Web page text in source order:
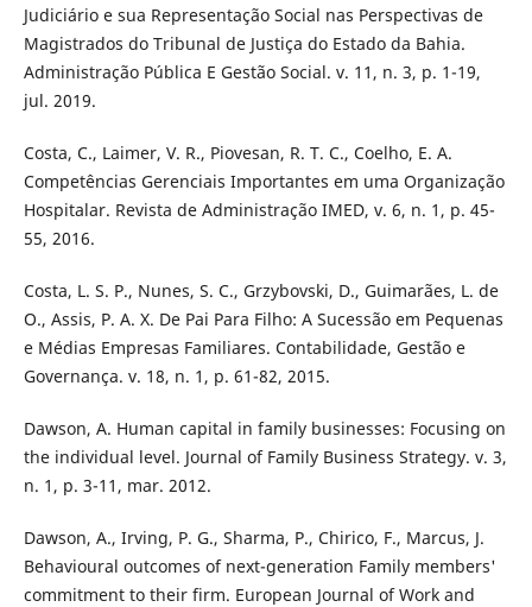
Judiciário e sua Representação Social nas Perspectivas de
Magistrados do Tribunal de Justiça do Estado da Bahia.
Administração Pública E Gestão Social. v. 11, n. 3, p. 1-19,
jul. 2019.
Costa, C., Laimer, V. R., Piovesan, R. T. C., Coelho, E. A.
Competências Gerenciais Importantes em uma Organização
Hospitalar. Revista de Administração IMED, v. 6, n. 1, p. 45-
55, 2016.
Costa, L. S. P., Nunes, S. C., Grzybovski, D., Guimarães, L. de
O., Assis, P. A. X. De Pai Para Filho: A Sucessão em Pequenas
e Médias Empresas Familiares. Contabilidade, Gestão e
Governança. v. 18, n. 1, p. 61-82, 2015.
Dawson, A. Human capital in family businesses: Focusing on
the individual level. Journal of Family Business Strategy. v. 3,
n. 1, p. 3-11, mar. 2012.
Dawson, A., Irving, P. G., Sharma, P., Chirico, F., Marcus, J.
Behavioural outcomes of next-generation Family members'
commitment to their firm. European Journal of Work and